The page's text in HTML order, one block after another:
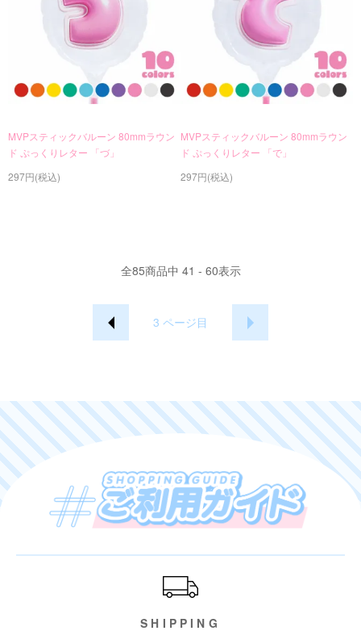
MVPスティックバルーン 80mmラウン
ド ぷっくりレター 「づ」
297円(税込)
MVPスティックバルーン 80mmラウン
ド ぷっくりレター 「で」
297円(税込)
全85商品中 41 - 60表示
3 ページ目
SHIPPING